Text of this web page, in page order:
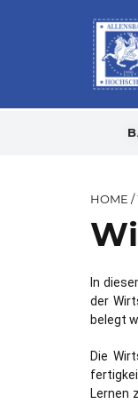
HOME /
In
der
belegt
Die
Lernen